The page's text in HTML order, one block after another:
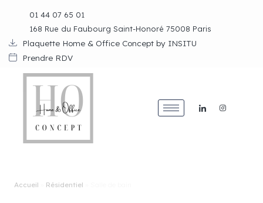
01 44 07 65 01
168 Rue du Faubourg Saint-Honoré 75008 Paris
Plaquette Home & Office Concept by INSITU
Prendre RDV
Accueil Résidentiel